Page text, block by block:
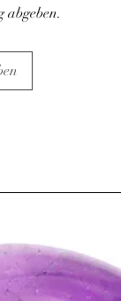
abgeben.